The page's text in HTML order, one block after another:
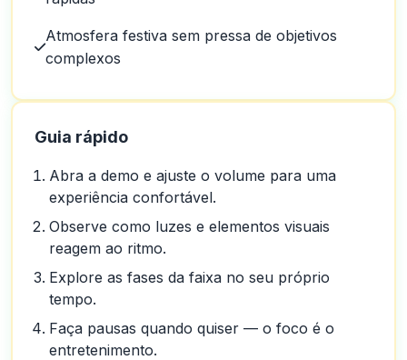
Atmosfera festiva sem pressa de objetivos
complexos
Guia rápido
Abra a demo e ajuste o volume para uma
experiência confortável.
Observe como luzes e elementos visuais
reagem ao ritmo.
Explore as fases da faixa no seu próprio
tempo.
Faça pausas quando quiser — o foco é o
entretenimento.